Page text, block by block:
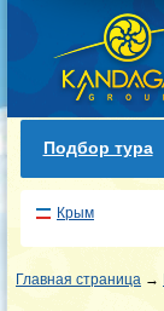
Подбор тура
Крым
Главная страница →